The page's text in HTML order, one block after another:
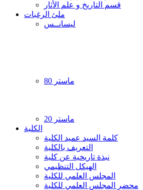
قسم التاريخ و علم الأثار
ملئ الرغبات
ليسانــس
ماستر 80
ماستر 20
الكلية
كلمة السيد عميد الكلية
التعريف بالكلية
نبذة تاريخية عن كلية
الهيكل التنظيمي
المجلس العلمي للكلية
محضر المجلس العلمي للكلية